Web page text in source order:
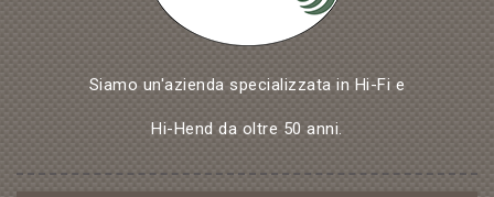
Siamo un'azienda specializzata in Hi-Fi e
Hi-Hend da oltre 50 anni.